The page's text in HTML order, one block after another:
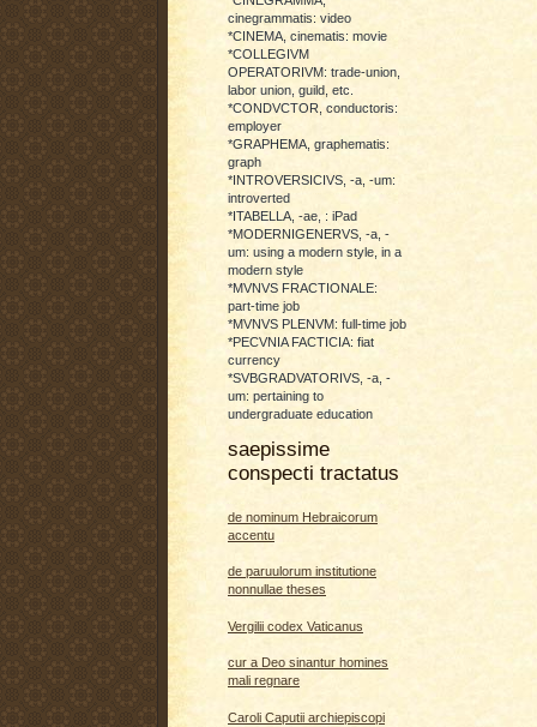
cinegrammatis: video
*CINEMA, cinematis: movie
*COLLEGIVM
OPERATORIVM: trade-union,
labor union, guild, etc.
*CONDVCTOR, conductoris:
employer
*GRAPHEMA, graphematis:
graph
*INTROVERSICIVS, -a, -um:
introverted
*ITABELLA, -ae, : iPad
*MODERNIGENERVS, -a, -
um: using a modern style, in a
modern style
*MVNVS FRACTIONALE:
part-time job
*MVNVS PLENVM: full-time job
*PECVNIA FACTICIA: fiat
currency
*SVBGRADVATORIVS, -a, -
um: pertaining to
undergraduate education
saepissime
conspecti tractatus
de nominum Hebraicorum
accentu
de paruulorum institutione
nonnullae theses
Vergilii codex Vaticanus
cur a Deo sinantur homines
mali regnare
Caroli Caputii archiepiscopi